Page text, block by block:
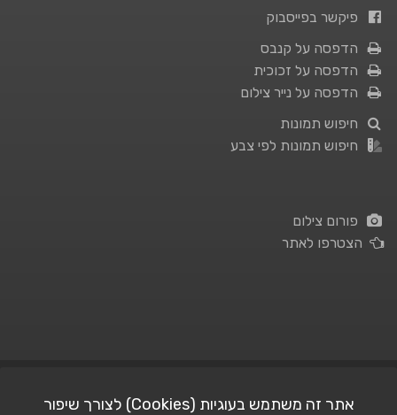
פיקשר בפייסבוק
הדפסה על קנבס
הדפסה על זכוכית
הדפסה על נייר צילום
חיפוש תמונות
חיפוש תמונות לפי צבע
פורום צילום
הצטרפו לאתר
אתר זה משתמש בעוגיות (Cookies) לצורך שיפור